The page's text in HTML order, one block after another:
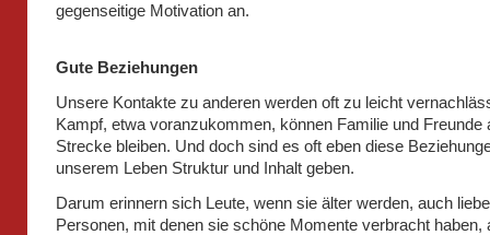
gegenseitige Motivation an.
Gute Beziehungen
Unsere Kontakte zu anderen werden oft zu leicht
Kampf, etwa voranzukommen, können Familie und Freunde
Strecke bleiben. Und doch sind es oft eben diese
unserem Leben Struktur und Inhalt geben.
Darum erinnern sich Leute, wenn sie älter werden, auch
Personen, mit denen sie schöne Momente verbracht haben,